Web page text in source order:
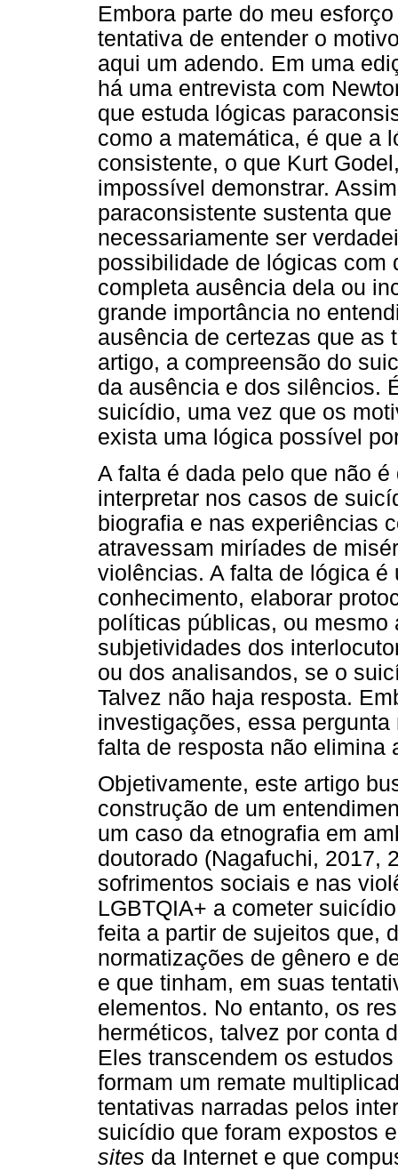
Embora parte do meu
tentativa de entender o
aqui um adendo. Em uma
há uma entrevista com
que estuda lógicas
como a matemática, é que a
consistente, o que Kurt
impossível demonstrar.
paraconsistente sustenta
necessariamente ser
possibilidade de lógicas com
completa ausência dela ou
grande importância no
ausência de certezas que as
artigo, a compreensão do
da ausência e dos silêncios.
suicídio, uma vez que os
exista uma lógica possível
A falta é dada pelo que não
interpretar nos casos de
biografia e nas experiências
atravessam miríades de
violências. A falta de lógica
conhecimento, elaborar
políticas públicas, ou mesmo
subjetividades dos
ou dos analisandos, se o
Talvez não haja resposta.
investigações, essa
falta de resposta não elimina
Objetivamente, este artigo
construção de um
um caso da etnografia em
doutorado (Nagafuchi, 2017,
sofrimentos sociais e nas
LGBTQIA+ a cometer
feita a partir de sujeitos que,
normatizações de gênero e
e que tinham, em suas
elementos. No entanto, os
herméticos, talvez por conta
Eles transcendem os
formam um remate
tentativas narradas pelos
suicídio que foram expostos
sites da Internet e que